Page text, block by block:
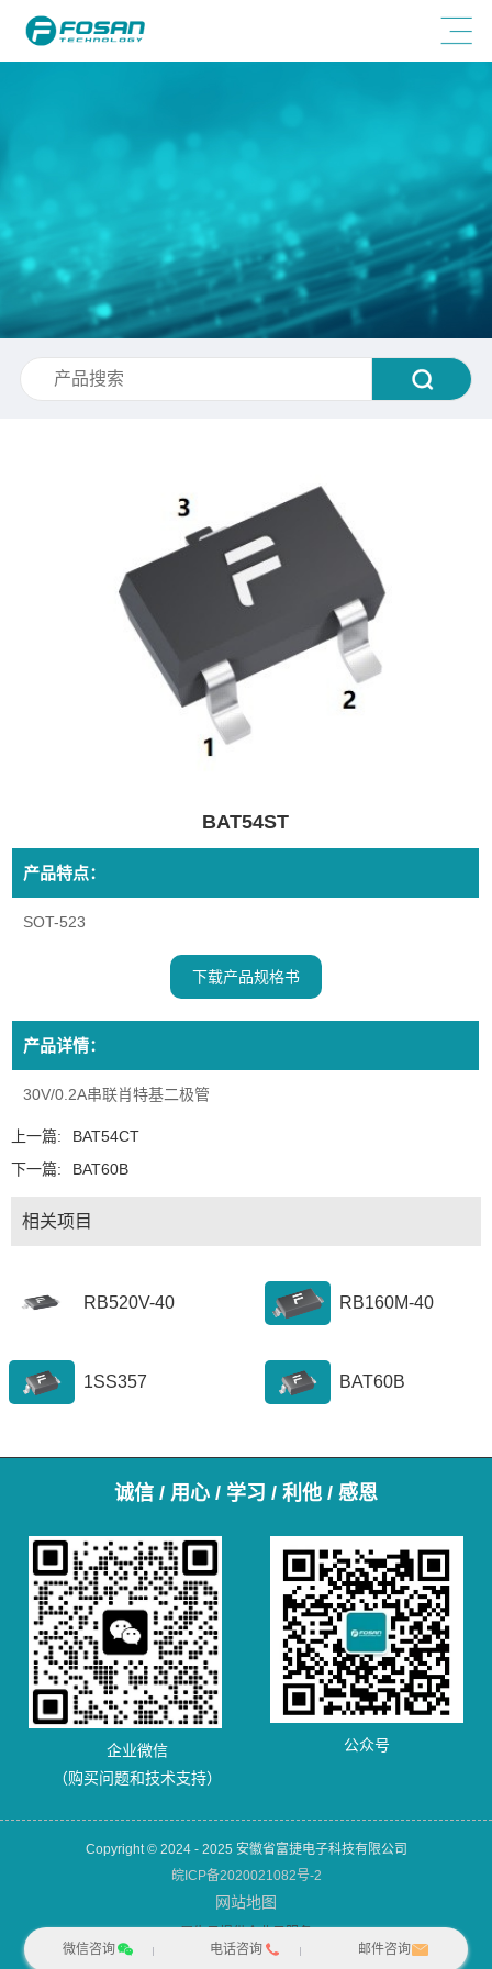
BAT54ST
产品特点：
SOT-523
下载产品规格书
产品详情：
30V/0.2A串联肖特基二极管
上一篇:
BAT54CT
下一篇:
BAT60B
相关项目
RB520V-40 RB160M-40
1SS357 BAT60B
诚信 / 用心 / 学习 / 利他 / 感恩
企业微信
（购买问题和技术支持）
公众号
Copyright © 2024 - 2025 安徽省富捷电子科技有限公司
皖ICP备2020021082号-2
网站地图
微信咨询
电话咨询 邮件咨询